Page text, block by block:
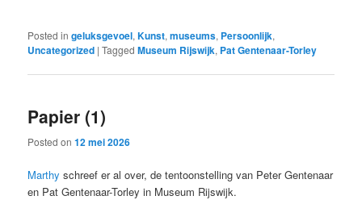
Posted in geluksgevoel,Kunst,museums, Persoonlijk,
Uncategorized |Tagged Museum Rijswijk, Pat Gentenaar-Torley
Papier (1)
Posted on12 mei 2026
Marthy schreef er al over, de tentoonstelling van Peter Gentenaar
en Pat Gentenaar-Torley in Museum Rijswijk.